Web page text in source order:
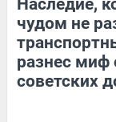
чудом не
разнес миф
советских